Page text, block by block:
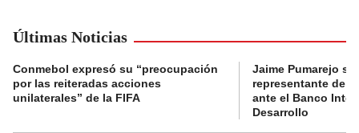
Últimas Noticias
Conmebol expresó su “preocupación
por las reiteradas acciones
unilaterales” de la FIFA
Jaime Pumarejo
representante de
ante el Banco
Desarrollo